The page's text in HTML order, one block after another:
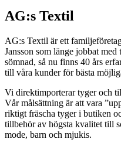
AG:s Textil
AG:s Textil är ett
Jansson som länge jobbat
sömnad, så nu finns 40 års
till våra kunder för bästa
Vi direktimporterar tyger och
Vår målsättning är att vara
riktigt fräscha tyger i butiken
tillbehör av högsta kvalitet till
mode, barn och mjukis.